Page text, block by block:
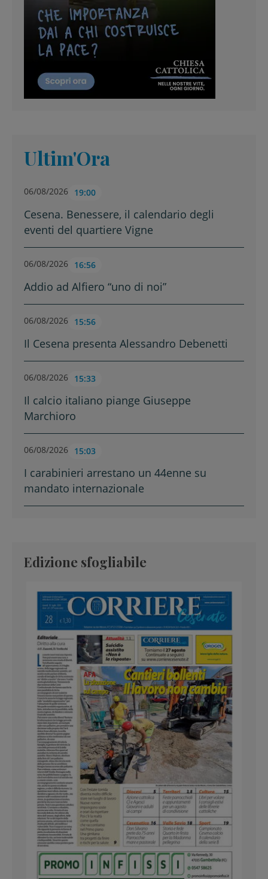
Ultim'Ora
06/08/2026 19:00
Cesena. Benessere, il calendario degli
eventi del quartiere Vigne
06/08/2026 16:56
Addio ad Alfiero “uno di noi”
06/08/2026 15:56
Il Cesena presenta Alessandro Debenetti
06/08/2026 15:33
Il calcio italiano piange Giuseppe
Marchioro
06/08/2026 15:03
I carabinieri arrestano un 44enne su
mandato internazionale
Edizione sfogliabile